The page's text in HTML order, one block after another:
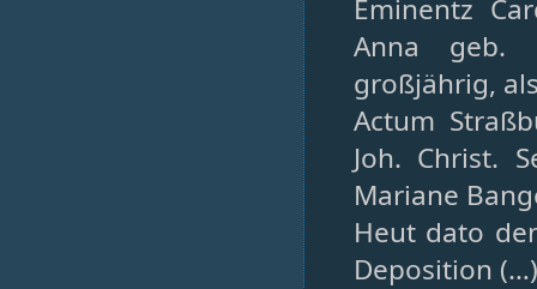
Eminentz
Anna geb.
großjährig,
Actum
Joh. Christ.
Mariane
Heut dato
Deposition (…)